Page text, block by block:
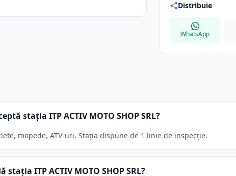
Distribuie
WhatsApp
stația ITP ACTIV MOTO SHOP SRL?
mopede, ATV-uri. Stația dispune de 1 linie de inspecție.
stația ITP ACTIV MOTO SHOP SRL?